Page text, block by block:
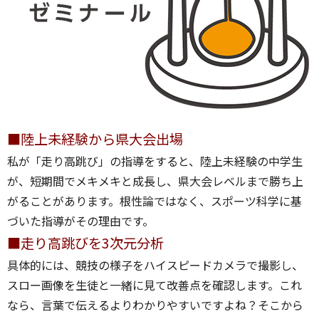
■陸上未経験から県大会出場
私が「走り高跳び」の指導をすると、陸上未経験の中学生
が、短期間でメキメキと成長し、県大会レベルまで勝ち上
がることがあります。根性論ではなく、スポーツ科学に基
づいた指導がその理由です。
■走り高跳びを3次元分析
具体的には、競技の様子をハイスピードカメラで撮影し、
スロー画像を生徒と一緒に見て改善点を確認します。これ
なら、言葉で伝えるよりわかりやすいですよね？そこから